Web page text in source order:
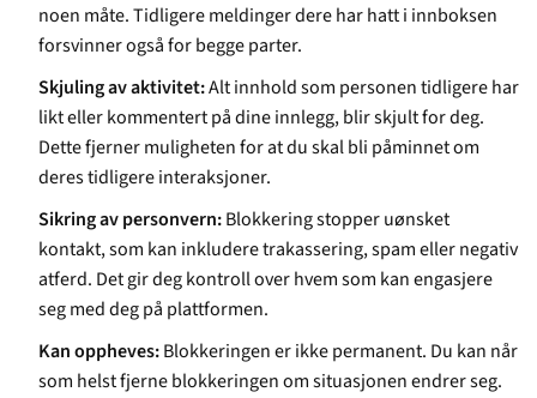
noen måte. Tidligere meldinger dere har hatt i innboksen
forsvinner også for begge parter.
Skjuling av aktivitet:Alt innhold som personen tidligere har
likt eller kommentert på dine innlegg, blir skjult for deg.
Dette fjerner muligheten for at du skal bli påminnet om
deres tidligere interaksjoner.
Sikring av personvern:Blokkering stopper uønsket
kontakt, som kan inkludere trakassering, spam eller negativ
atferd. Det gir deg kontroll over hvem som kan engasjere
seg med deg på plattformen.
Kan oppheves:Blokkeringen er ikke permanent. Du kan når
som helst fjerne blokkeringen om situasjonen endrer seg.